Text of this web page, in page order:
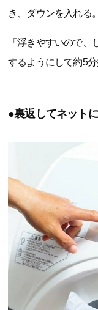
き、ダウンを入れる。
「浮きやすいので
するようにして約5分
●裏返してネット